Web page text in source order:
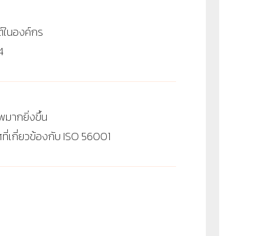
นองค์กร
มากยิ่งขึ้น
เกี่ยวข้องกับ ISO 56001